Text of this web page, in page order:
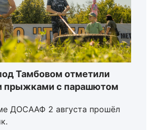
Тамбовом отметили
прыжками с парашютом
ДОСААФ 2 августа прошёл